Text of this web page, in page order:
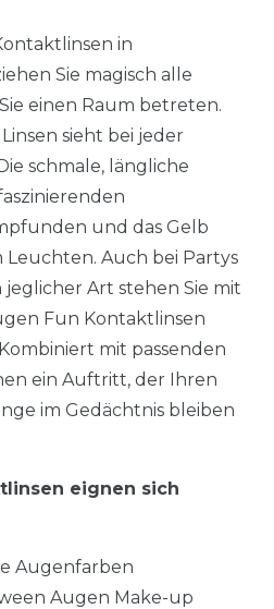
in
Sie magisch alle
einen Raum betreten.
sieht bei jeder
schmale, längliche
und das Gelb
Auch bei Partys
Art stehen Sie mit
Fun Kontaktlinsen
mit passenden
ein Auftritt, der Ihren
im Gedächtnis bleiben
eignen sich
Augenfarben
Augen Make-up